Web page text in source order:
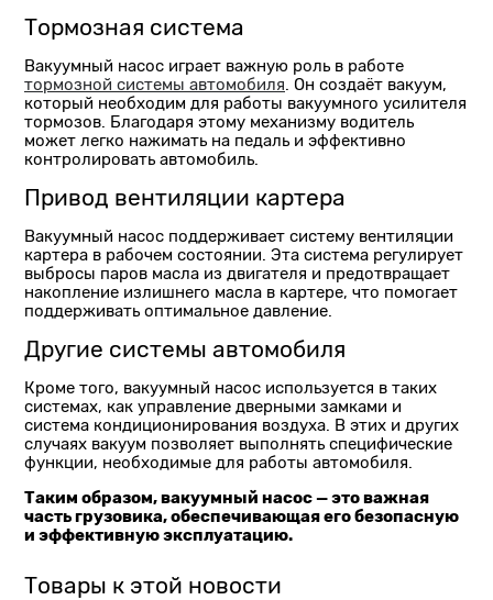
Тормозная система
Вакуумный насос играет важную роль в работе
тормозной системы автомобиля. Он создаёт вакуум,
который необходим для работы вакуумного усилителя
тормозов. Благодаря этому механизму водитель
может легко нажимать на педаль и эффективно
контролировать автомобиль.
Привод вентиляции картера
Вакуумный насос поддерживает систему вентиляции
картера в рабочем состоянии. Эта система регулирует
выбросы паров масла из двигателя и предотвращает
накопление излишнего масла в картере, что помогает
поддерживать оптимальное давление.
Другие системы автомобиля
Кроме того, вакуумный насос используется в таких
системах, как управление дверными замками и
система кондиционирования воздуха. В этих и других
случаях вакуум позволяет выполнять специфические
функции, необходимые для работы автомобиля.
Таким образом, вакуумный насос — это важная
часть грузовика, обеспечивающая его безопасную
и эффективную эксплуатацию.
Товары к этой новости